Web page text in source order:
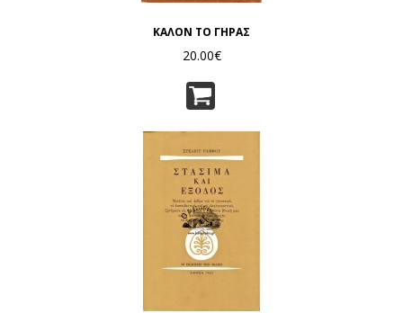
ΚΑΛΟΝ ΤΟ ΓΗΡΑΣ
20.00€